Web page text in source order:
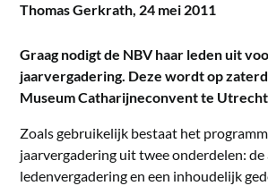
Thomas Gerkrath, 24 mei 2011
Graag nodigt de NBV haar leden uit
jaarvergadering. Deze wordt op
Museum Catharijneconvent te
Zoals gebruikelijk bestaat het
jaarvergadering uit twee onderdelen: de
ledenvergadering en een inhoudelijk